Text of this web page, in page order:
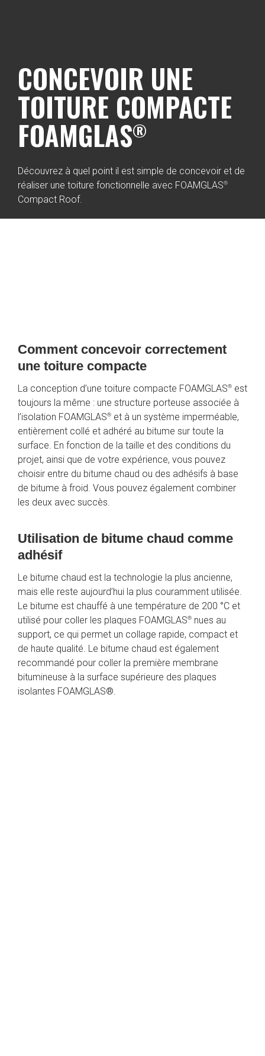
CONCEVOIR UNE
TOITURE COMPACTE
FOAMGLAS®
Découvrez à quel point il est simple de concevoir et de
réaliser une toiture fonctionnelle avec FOAMGLAS®
Compact Roof.
Comment concevoir correctement
une toiture compacte
La conception d’une toiture compacte FOAMGLAS® est
toujours la même : une structure porteuse associée à
l’isolation FOAMGLAS® et à un système imperméable,
entièrement collé et adhéré au bitume sur toute la
surface. En fonction de la taille et des conditions du
projet, ainsi que de votre expérience, vous pouvez
choisir entre du bitume chaud ou des adhésifs à base
de bitume à froid. Vous pouvez également combiner
les deux avec succès.
Utilisation de bitume chaud comme
adhésif
Le bitume chaud est la technologie la plus ancienne,
mais elle reste aujourd’hui la plus couramment utilisée.
Le bitume est chauffé à une température de 200 °C et
utilisé pour coller les plaques FOAMGLAS® nues au
support, ce qui permet un collage rapide, compact et
de haute qualité. Le bitume chaud est également
recommandé pour coller la première membrane
bitumineuse à la surface supérieure des plaques
isolantes FOAMGLAS®.